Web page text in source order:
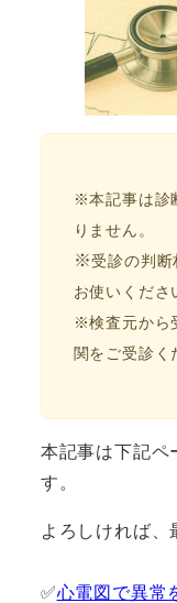
※本記事は診
りません。
※受診の判断
お使いくださ
※検査元から
関をご受診く
本記事は下記ペ
す。
よろしければ、
✅心電図で異常